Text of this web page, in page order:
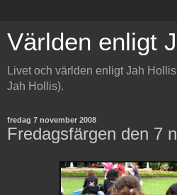
Världen enligt
Livet och världen enligt Jah
Jah Hollis).
fredag 7 november 2008
Fredagsfärgen den 7